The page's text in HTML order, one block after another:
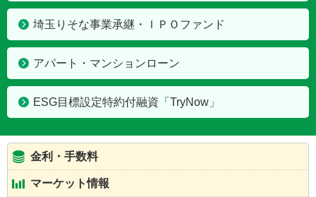
埼玉りそな事業承継・ＩＰＯファンド
アパート・マンションローン
ESG目標設定特約付融資「TryNow」
金利・手数料
マーケット情報